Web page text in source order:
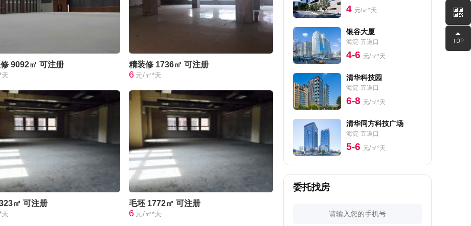
9092㎡ 可注册
天
精装修 1736㎡ 可注册
6 元/㎡*天
㎡ 可注册
天
毛坯 1772㎡ 可注册
6 元/㎡*天
4 元/㎡*天
银谷大厦
海淀-五道口
4-6 元/㎡*天
清华科技园
海淀-五道口
6-8 元/㎡*天
清华同方科技广场
海淀-五道口
5-6 元/㎡*天
委托找房